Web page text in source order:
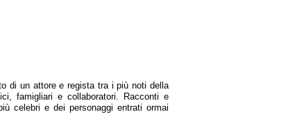
di un attore e regista tra i più noti della
famigliari e collaboratori. Racconti e
celebri e dei personaggi entrati ormai